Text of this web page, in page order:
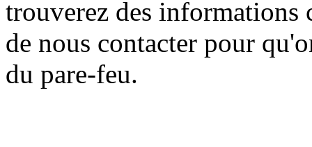
trouverez des informations
de nous contacter pour
du pare-feu.